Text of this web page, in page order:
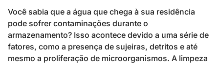
Você sabia que a água que chega à sua residência
pode sofrer contaminações durante o
armazenamento? Isso acontece devido a uma série de
fatores, como a presença de sujeiras, detritos e até
mesmo a proliferação de microorganismos. A limpeza